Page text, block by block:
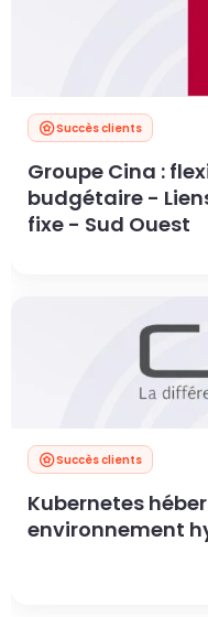
Succès clients
Groupe Cina :
budgétaire -
fixe - Sud Ouest
Succès clients
Kubernetes
environnement